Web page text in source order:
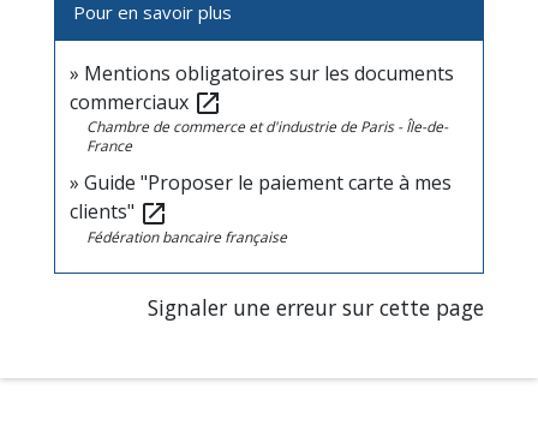
Pour en savoir plus
Mentions obligatoires sur les documents
commerciaux open_in_new
Chambre de commerce et d'industrie de Paris - Île-de-
France
Guide "Proposer le paiement carte à mes
clients" open_in_new
Fédération bancaire française
Signaler une erreur sur cette page